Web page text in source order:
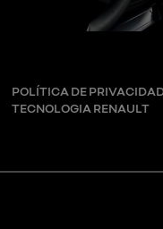
POLÍTICA DE
TECNOLOGIA RENAULT